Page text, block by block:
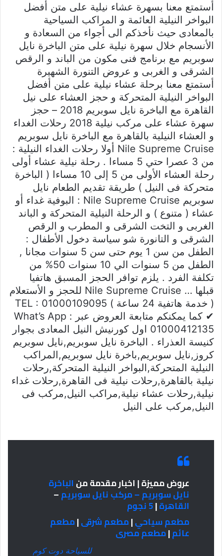
أستمتع معنا بسهرة عشاء نيلية على متن أفضل
البواخر النيلية العائمة و المراكب السياحية
بالمعادى حيث نأخذكم الى أجواء من السعادة و
الأنسجام خلال سهرة نيلية على متن الباخرة نايل
سوبريم مع برنامج فنى مكون من الباند و الرقص
الشرقى و الغربى و عروض التنورة الشهيرة
أستمتع معنا برحلة عشاء نيلية على متن أفضل
البواخر النيلية المتحركة و حجز العشاء على نيل
القاهرة مع الباخرة نايل سوبريم 2018 – حجز
سهرة عشاء على مركب نيلية 2018 رحلات الغداء
و العشاء النيلية بالقاهرة مع الباخرة نايل سوبريم
Nile Supreme Cruise أولا رحلات الغداء النيلية :
من 3 عصرا حتي 5 مساءا . رحلة نيلية عشاء أولى
رحلة العشاء الأولى من 5 إلى 10 مساءا ( الباخرة
متحركة فى النيل ) طريقة تقديم الطعام نايل
سوبريم Nile Supreme Cruise : البوفية غداء أو
عشاء ( متنوع ) و الرحلة النيلية المتحركة و الباند
الغربى و التخت الشرقى و المطرب و الرقص
الشرقى و التانورة شو سياسة دخول الأطفال :
الطفل من سن 1 يوم حتى سن 5 سنوات مجانا ,
الطفل من 5 سنوات الي 10 سنوات 50% من
تكلفة الفرد . يلزم توافر الحجز المسبق هاتفيا
قبلها … Nile Supreme Cruise للحجز و الأستعلام
( خدمة هاتفية 24 ساعة ) TEL : 01000109095
✔ كما يمكنكم متابعة العروض عبر What’s App :
01000412135 اول كورنيش النيل المعادى بجوار
كنيسة العذراء . الباخرة نايل سوبريم,نايل سوبريم
كروز,نايل سوبريم,باخرة نايل سوبريم,المراكب
النيلية المتحركة,البواخر النيلية المتحركة,رحلات
نيلية بالقاهرة,رحلات نيلية فى القاهرة,رحلات غداء
نيلية,رحلات عشاء نيلية,مراكب النيل,مركب فى
النيل,مركب على النيل
عروض مميزة | اخبار مقدمة منالباخرة
نايل سوبريم – مركب نايل سوبريم–
القاهرة|5 نجوم
مطعم سياحي|مطعم شرقى|مطعم
عائم|مطعم مصرى
للسياحة دوت كوم